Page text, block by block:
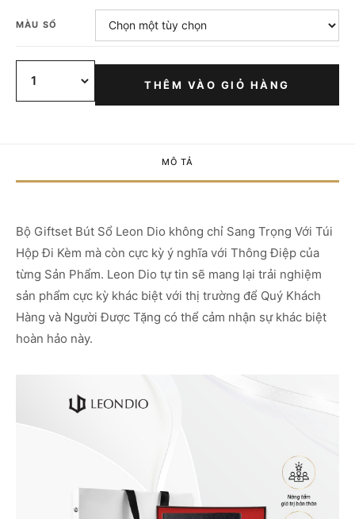
MÀU SỔ
THÊM VÀO GIỎ HÀNG
MÔ TẢ
Bộ Giftset Bút Sổ Leon Dio không chỉ Sang Trọng Với Túi
Hộp Đi Kèm mà còn cực kỳ ý nghĩa với Thông Điệp của
từng Sản Phẩm. Leon Dio tự tin sẽ mang lại trải nghiệm
sản phẩm cực kỳ khác biệt với thị trường để Quý Khách
Hàng và Người Được Tặng có thể cảm nhận sự khác biệt
hoàn hảo này.